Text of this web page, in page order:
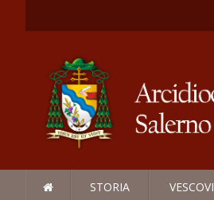
STORIA VESCOVI